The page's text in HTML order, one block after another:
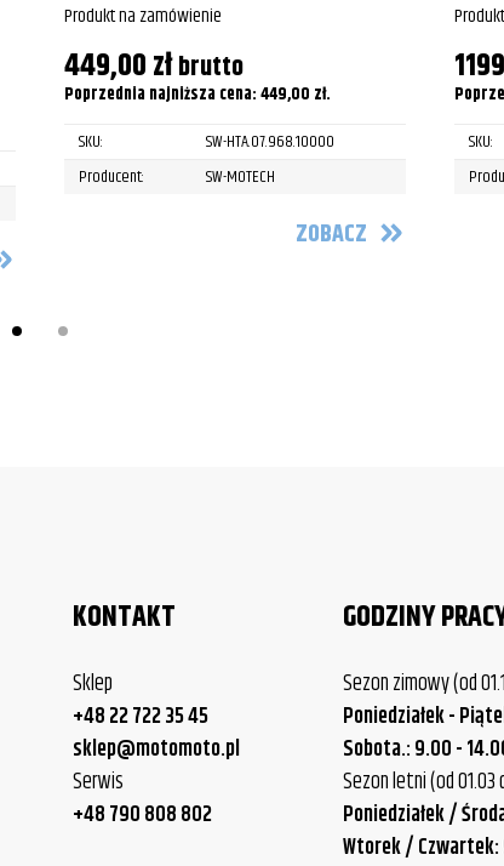
Produkt na zamówienie
449,00złbrutto
Poprzednia najniższa cena:449,00 zł.
SKU:
SW-HTA.07.968.10000
Producent:
SW-MOTECH
ZOBACZ
SKU:
KONTAKT
Sklep
+48 22 722 35 45
sklep@motomoto.pl
Serwis
+48 790 808 802
GODZINY
Sezon zimowy (od
Poniedziałek -
Sobota.: 9.00 -
Sezon letni (od 01.03
Poniedziałek /
Wtorek /